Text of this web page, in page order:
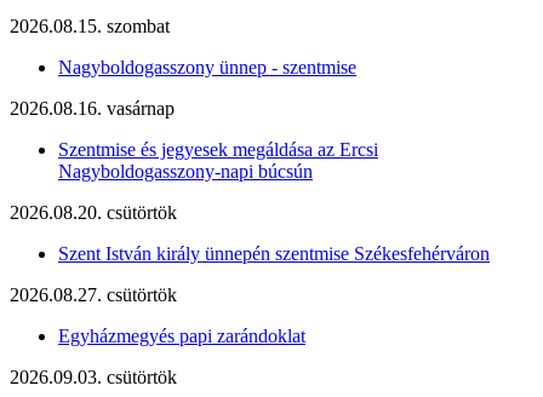
2026.08.15. szombat
Nagyboldogasszony ünnep - szentmise
2026.08.16. vasárnap
Szentmise és jegyesek megáldása az Ercsi
Nagyboldogasszony-napi búcsún
2026.08.20. csütörtök
Szent István király ünnepén szentmise Székesfehérváron
2026.08.27. csütörtök
Egyházmegyés papi zarándoklat
2026.09.03. csütörtök